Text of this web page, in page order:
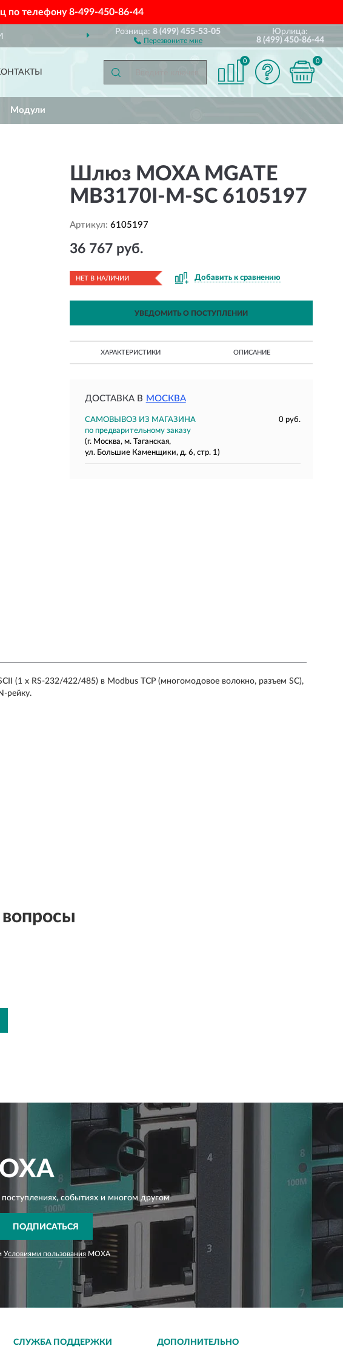
по телефону8-499-450-86-44
ПО ВСЕЙ РОССИИ
Розница:8 (499) 455-53-05
Перезвоните мне
Юрлица:
8 (499) 450-86-44
0 0
Модули
Шлюз MOXA MGATE
MB3170I-M-SC 6105197
Артикул: 6105197
36 767 руб.
НЕТ В НАЛИЧИИ Добавить к сравнению
УВЕДОМИТЬ О ПОСТУПЛЕНИИ
ХАРАКТЕРИСТИКИ ОПИСАНИЕ
ДОСТАВКА В МОСКВА
САМОВЫВОЗ ИЗ МАГАЗИНА
0 руб.
по предварительному заказу
(г. Москва, м. Таганская,
ул. Большие Каменщики, д. 6, стр. 1)
(1 x RS-232/422/485) в Modbus TCP (многомодовое волокно, разъем SC),
рейку.
событиях и многом другом
ПОДПИСАТЬСЯ
Условиями пользованияMOXA
СЛУЖБА ПОДДЕРЖКИ ДОПОЛНИТЕЛЬНО